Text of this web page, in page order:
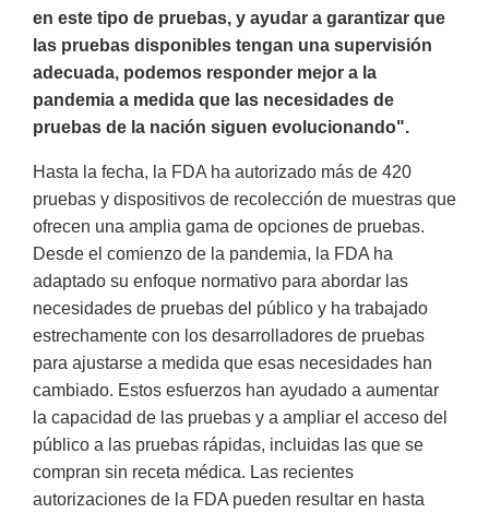
en este tipo de pruebas, y ayudar a garantizar que
las pruebas disponibles tengan una supervisión
adecuada, podemos responder mejor a la
pandemia a medida que las necesidades de
pruebas de la nación siguen evolucionando".
Hasta la fecha, la FDA ha autorizado más de 420
pruebas y dispositivos de recolección de muestras que
ofrecen una amplia gama de opciones de pruebas.
Desde el comienzo de la pandemia, la FDA ha
adaptado su enfoque normativo para abordar las
necesidades de pruebas del público y ha trabajado
estrechamente con los desarrolladores de pruebas
para ajustarse a medida que esas necesidades han
cambiado. Estos esfuerzos han ayudado a aumentar
la capacidad de las pruebas y a ampliar el acceso del
público a las pruebas rápidas, incluidas las que se
compran sin receta médica. Las recientes
autorizaciones de la FDA pueden resultar en hasta